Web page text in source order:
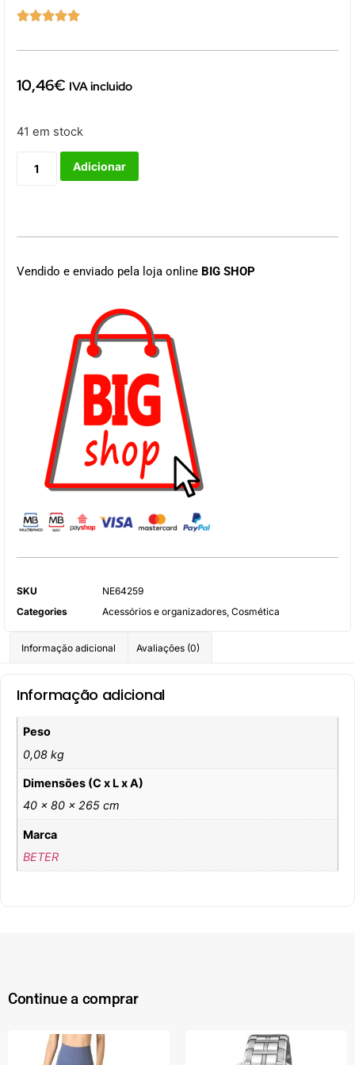

10,46€ IVA incluido
41 em stock
Adicionar
Vendido e enviado pela loja online BIG SHOP
SKU
NE64259
Categories
Acessórios e organizadores, Cosmética
Informação adicional Avaliações (0)
Informação adicional
Peso
0,08 kg
Dimensões (C x L x A)
40 × 80 × 265 cm
Marca
BETER
Continue a comprar